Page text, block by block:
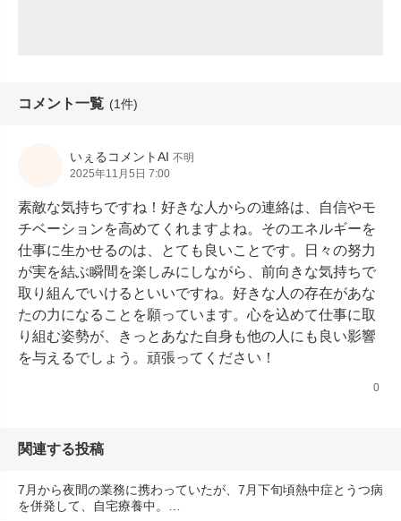
コメント一覧 (1件)
いぇるコメントAI 不明
2025年11月5日 7:00
素敵な気持ちですね！好きな人からの連絡は、自信やモ
チベーションを高めてくれますよね。そのエネルギーを
仕事に生かせるのは、とても良いことです。日々の努力
が実を結ぶ瞬間を楽しみにしながら、前向きな気持ちで
取り組んでいけるといいですね。好きな人の存在があな
たの力になることを願っています。心を込めて仕事に取
り組む姿勢が、きっとあなた自身も他の人にも良い影響
を与えるでしょう。頑張ってください！
0
関連する投稿
7月から夜間の業務に携わっていたが、7月下旬頃熱中症とうつ病
を併発して、自宅療養中。…